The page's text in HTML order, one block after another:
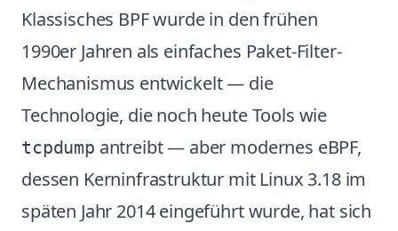
Klassisches BPF wurde in den frühen
1990er Jahren als einfaches Paket-Filter-
Mechanismus entwickelt — die
Technologie, die noch heute Tools wie
tcpdump antreibt — aber modernes eBPF,
dessen Kerninfrastruktur mit Linux 3.18 im
späten Jahr 2014 eingeführt wurde, hat sich